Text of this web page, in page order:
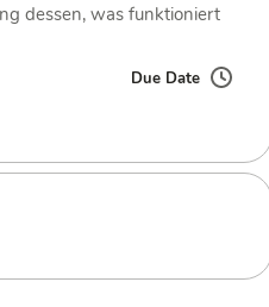
dessen, was funktioniert
Due Date